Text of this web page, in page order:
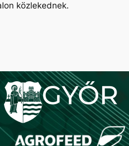
közlekednek.